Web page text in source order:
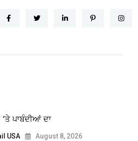
ਪਾਬੰਦੀਆਂ ਦਾ
USA August 8, 2026